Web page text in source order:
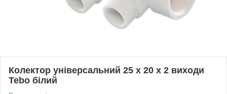
Колектор універсальний 25 х 20 х 2 виходи
Tebo білий